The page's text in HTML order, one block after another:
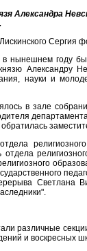
Александра
Сергия
в нынешнем году
Александру
науки и
в зале
Светлана
различные
и воскресных